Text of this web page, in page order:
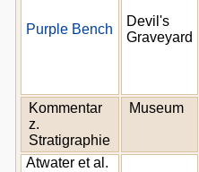
Purple Bench
Devil's
Graveyard
Kommentar
z.
Stratigraphie
Museum
Atwater et al.